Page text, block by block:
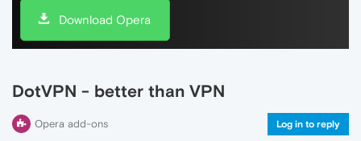
Download Opera
DotVPN - better than VPN
Opera add-ons Log in to reply